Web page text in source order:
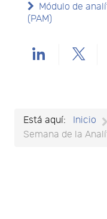
Módulo de
(PAM)
Está aquí: Inicio
Semana de la